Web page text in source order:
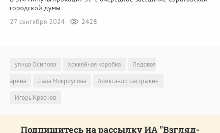
городской думы
27 сентября 2024
2428
улица Осипова хоккейная коробка
Ледовая
арена
Лада Мокроусова
Александр Бастрыкин
Игорь Краснов
Подпишитесь на рассылку ИА "Взгляд-